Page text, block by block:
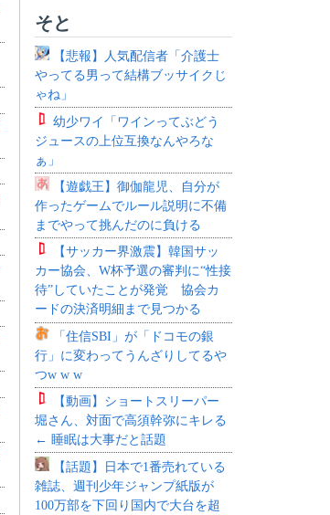
そと
【悲報】人気配信者「介護士
やってる男って結構ブッサイクじ
ゃね」
幼少ワイ「ワインってぶどう
ジュースの上位互換なんやろな
ぁ」
【遊戯王】御伽龍児、自分が
作ったゲームでルール説明に不備
までやって挑んだのに負ける
【サッカー界激震】韓国サッ
カー協会、W杯予選の審判に“性接
待”していたことが発覚 協会カ
ードの決済明細まで見つかる
「住信SBI」が「ドコモの銀
行」に変わってうんざりしてるや
つw w w
【動画】ショートスリーパー
堀さん、対面で高須幹弥にキレる
← 睡眠は大事だと話題
【話題】日本で1番売れている
雑誌、週刊少年ジャンプ紙版が
100万部を下回り国内で大台を超